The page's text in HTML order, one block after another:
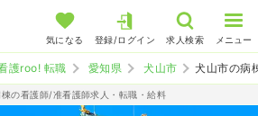
気になる 登録/ログイン 求人検索 メニュー
護roo! 転職 愛知県 犬山市 犬山市の病
の看護師/准看護師求人・転職・給料